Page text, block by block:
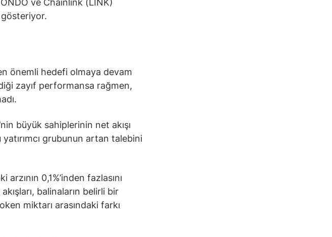
ve Chainlink (LINK)
gösteriyor.
önemli hedefi olmaya devam
zayıf performansa rağmen,
büyük sahiplerinin net akışı
grubunun artan talebini
0,1%’inden fazlasını
balinaların belirli bir
miktarı arasındaki farkı